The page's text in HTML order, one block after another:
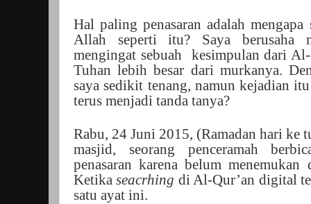
Hal paling penasaran adalah
Allah seperti itu? Saya berusaha
mengingat sebuah
kesimpulan dari
Tuhan lebih besar dari murkanya.
saya sedikit tenang, namun kejadian
terus menjadi tanda tanya?
Rabu, 24 Juni 2015, (Ramadan hari ke
masjid, seorang penceramah
penasaran karena belum
Ketikaseacrhing di Al-Qur’an digital
satu ayat ini.